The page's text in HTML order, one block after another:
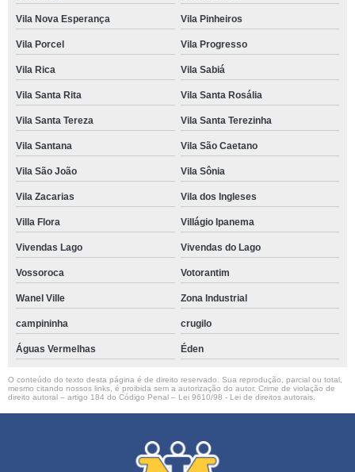
Vila Nova Esperança Vila Pinheiros
Vila Porcel Vila Progresso
Vila Rica Vila Sabiá
Vila Santa Rita Vila Santa Rosália
Vila Santa Tereza Vila Santa Terezinha
Vila Santana Vila São Caetano
Vila São João Vila Sônia
Vila Zacarias Vila dos Ingleses
Villa Flora Villágio Ipanema
Vivendas Lago Vivendas do Lago
Vossoroca Votorantim
Wanel Ville Zona Industrial
campininha crugilo
Águas Vermelhas Éden
O conteúdo do texto desta página é de direito reservado. Sua reprodução, parcial ou total,
mesmo citando nossos links, é proibida sem a autorização do autor. Crime de violação de
direito autoral – artigo 184 do Código Penal – Lei 9610/98 - Lei de direitos autorais